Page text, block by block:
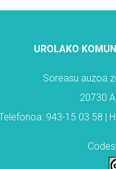
UROLAKO
Soreasu auzoa
20730
943-15 03 58 |